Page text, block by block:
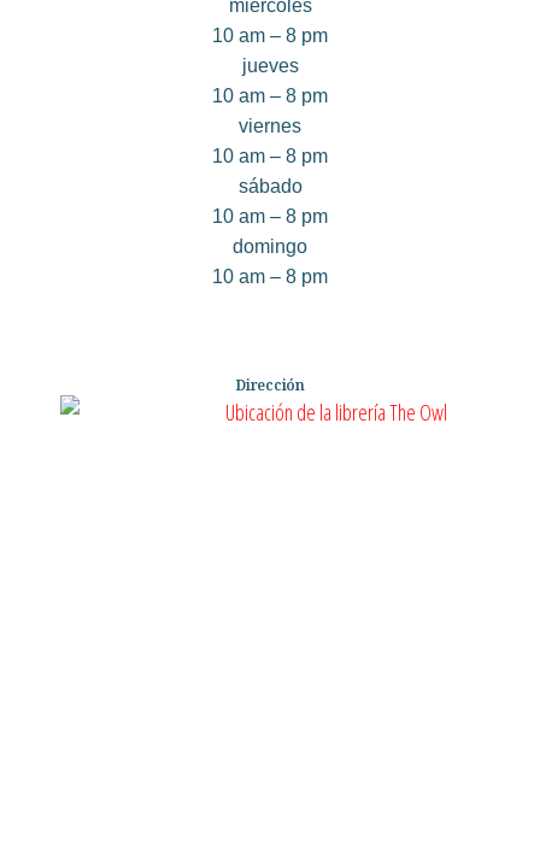
miércoles
10 am – 8 pm
jueves
10 am – 8 pm
viernes
10 am – 8 pm
sábado
10 am – 8 pm
domingo
10 am – 8 pm
Dirección